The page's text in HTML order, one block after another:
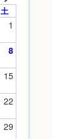
土
1
8
15
22
29